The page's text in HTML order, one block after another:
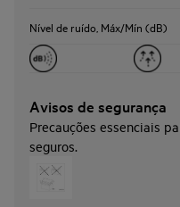
Nível de ruído, Máx/Mín (dB)
Avisos de segurança
Precauções essenciais
seguros.